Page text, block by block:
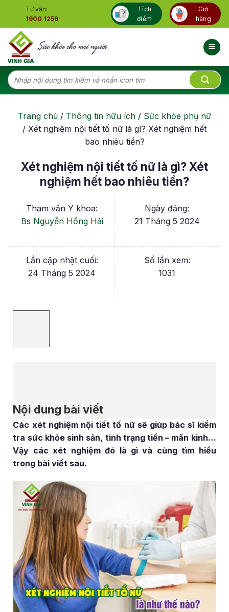
content
Tư vấn:
1900 1259
Tích
điểm
Giỏ
hàng
Tìm
kiếm:
Trang chủ / Thông tin hữu ích / Sức khỏe phụ nữ
/ Xét nghiệm nội tiết tố nữ là gì? Xét nghiệm hết
bao nhiêu tiền?
Xét nghiệm nội tiết tố nữ là gì? Xét
nghiệm hết bao nhiêu tiền?
Tham vấn Y khoa:
Bs Nguyễn Hồng Hải
Ngày đăng:
21 Tháng 5 2024
Lần cập nhật cuối:
24 Tháng 5 2024
Số lần xem:
1031
Nội dung bài viết
Các xét nghiệm nội tiết tố nữ sẽ giúp bác sĩ kiểm
tra sức khỏe sinh sản, tình trạng tiền – mãn kinh…
Vậy các xét nghiệm đó là gì và cùng tìm hiểu
trong bài viết sau.